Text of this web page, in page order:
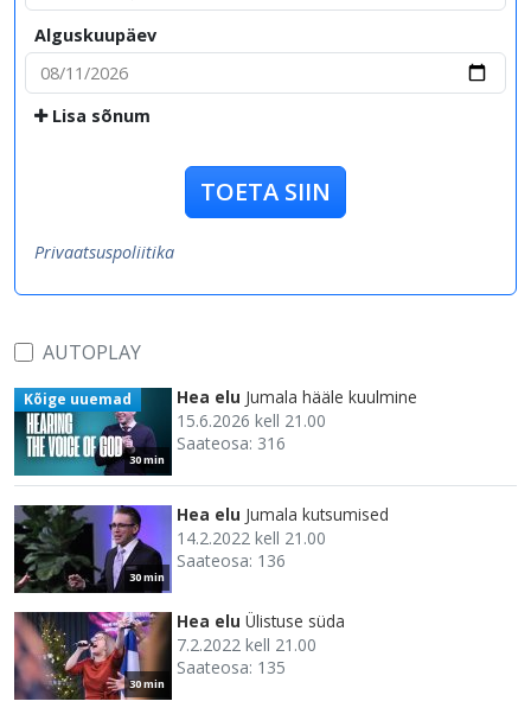
Alguskuupäev
Lisa sõnum
TOETA SIIN
Privaatsuspoliitika
AUTOPLAY
30 min
Kõige uuemad Hea elu Jumala hääle kuulmine
15.6.2026 kell 21.00
Saateosa: 316
30 min
Hea elu Jumala kutsumised
14.2.2022 kell 21.00
Saateosa: 136
30 min
Hea elu Ülistuse süda
7.2.2022 kell 21.00
Saateosa: 135